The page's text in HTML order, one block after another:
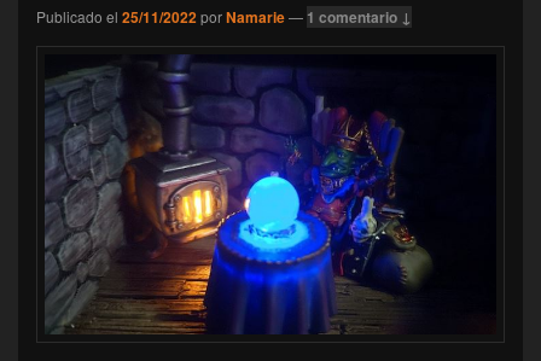
Publicado el 25/11/2022porNamarie— 1 comentario ↓